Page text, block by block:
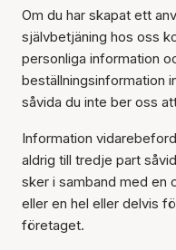
Om du har skapat ett
självbetjäning hos oss
personliga information
beställningsinformation
såvida du inte ber oss
Information
aldrig till tredje part
sker i samband med en
eller en hel eller delvis
företaget.